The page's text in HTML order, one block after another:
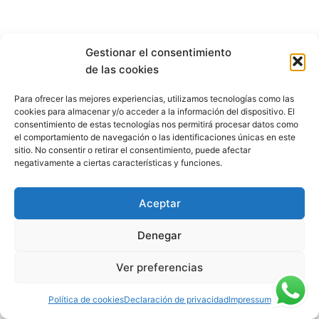
Gestionar el consentimiento
de las cookies
Para ofrecer las mejores experiencias, utilizamos tecnologías como las
cookies para almacenar y/o acceder a la información del dispositivo. El
consentimiento de estas tecnologías nos permitirá procesar datos como
el comportamiento de navegación o las identificaciones únicas en este
sitio. No consentir o retirar el consentimiento, puede afectar
negativamente a ciertas características y funciones.
Aceptar
Denegar
Ver preferencias
Política de cookiesDeclaración de privacidadImpressum
Aviso Legal | Politica de Cookies | Políticas de